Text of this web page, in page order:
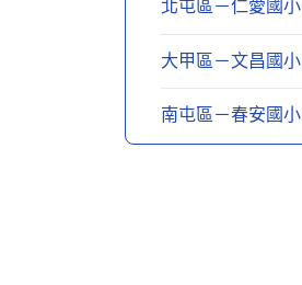
北屯區－仁愛國小
大甲區－文昌國小
南屯區－春安國小